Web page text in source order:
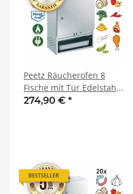
Peetz Räucherofen 8
Fische mit Tür Edelstahl
rostfrei 28 x 39 x 50 cm
274,90 € *
BESTSELLER